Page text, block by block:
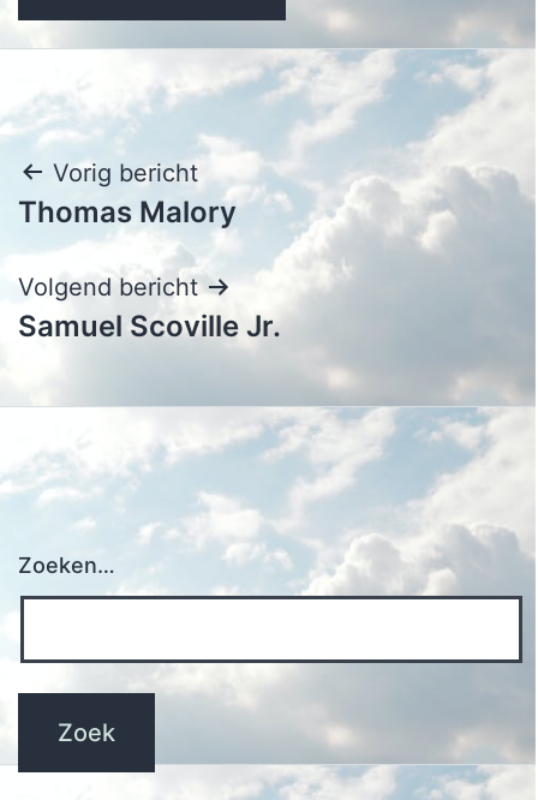
Bericht
navigatie
Vorig bericht
Thomas Malory
Volgend bericht
Samuel Scoville Jr.
Zoeken…